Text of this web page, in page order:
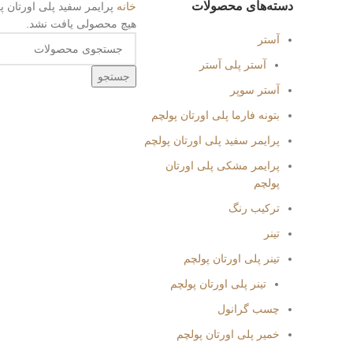
دسته‌های محصولات
آستر
آستر پلی آستر
آستر سوپر
بتونه فارما پلی اورتان پولچم
پرایمر سفید پلی اورتان پولچم
پرایمر مشکی پلی اورتان
پولچم
ترکیب رنگ
تینر
تینر پلی اورتان پولچم
تینر پلی اورتان پولچم
چسب گرانول
خمیر پلی اورتان پولچم
خانه پرایمر سفید پلی اورتان
هیچ محصولی یافت نشد.
جستجو